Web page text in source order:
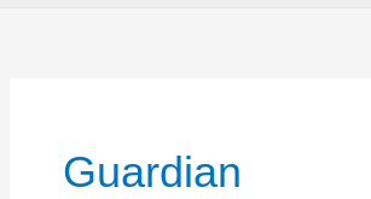
Guardian